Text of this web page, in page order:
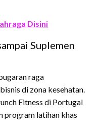
Disini
Suplemen
raga
di zona kesehatan.
Fitness di Portugal
program latihan khas